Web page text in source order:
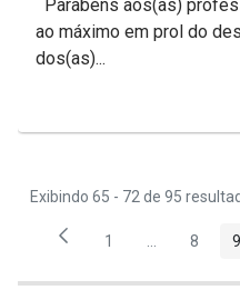
ao máximo em prol do
dos(as)...
Exibindo 65 - 72 de 95
Página
1 PáginasPágina
8 9